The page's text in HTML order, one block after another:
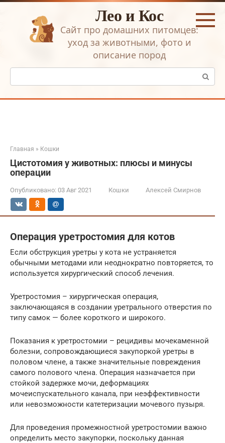
Перейти
Лео и Кос
Сайт про домашних питомцев:
уход за животными, фото и
описание пород
Поиск:
Главная » Кошки
Цистотомия у животных: плюсы и минусы
операции
Опубликовано: 03 Авг 2021 Кошки Алексей Смирнов
Операция уретростомия для котов
Если обструкция уретры у кота не устраняется
обычными методами или неоднократно повторяется, то
используется хирургический способ лечения.
Уретростомия – хирургическая операция,
заключающаяся в создании уретрального отверстия по
типу самок — более короткого и широкого.
Показания к уретростомии – рецидивы мочекаменной
болезни, сопровождающиеся закупоркой уретры в
половом члене, а также значительные повреждения
самого полового члена. Операция назначается при
стойкой задержке мочи, деформациях
мочеиспускательного канала, при неэффективности
или невозможности катетеризации мочевого пузыря.
Для проведения промежностной уретростомии важно
определить место закупорки, поскольку данная